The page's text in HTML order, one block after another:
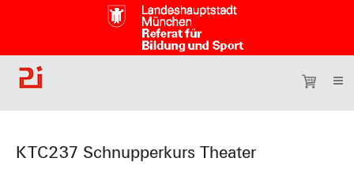
KTC237 Schnupperkurs Theater